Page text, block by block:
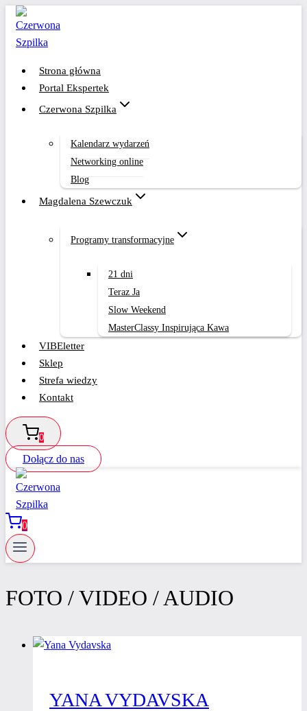
Przejdź
treści
Strona główna
Portal Ekspertek
Czerwona Szpilka
Kalendarz wydarzeń
Networking online
Blog
Magdalena Szewczuk
Programy transformacyjne
21 dni
Teraz Ja
Slow Weekend
MasterClassy Inspirująca Kawa
VIBEletter
Sklep
Strefa wiedzy
Kontakt
0
Dołącz do nas
0
FOTO / VIDEO / AUDIO
YANA VYDAVSKA